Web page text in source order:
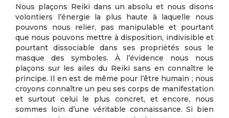
Nous plaçons Reiki dans un absolu et nous disons
volontiers l’énergie la plus haute à laquelle nous
pouvons nous relier, pas manipulable et pourtant
que nous pouvons mettre à disposition, indivisible et
pourtant dissociable dans ses propriétés sous le
masque des symboles. À l’évidence nous nous
plaçons sur les ailes du Reiki sans en connaître le
principe. Il en est de même pour l’être humain ; nous
croyons connaître un peu ses corps de manifestation
et surtout celui le plus concret, et encore, nous
sommes loin d’une véritable connaissance. Si bien